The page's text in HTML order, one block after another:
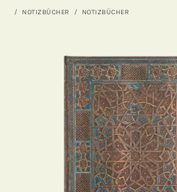
NOTIZBÜCHER NOTIZBÜCHER